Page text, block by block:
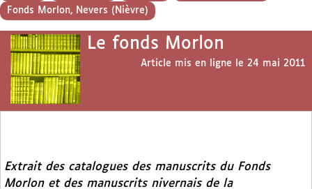
Fonds Morlon, Nevers (Nièvre)
Le fonds Morlon
Article mis en ligne le 24 mai 2011
Extrait des catalogues des manuscrits du Fonds
Morlon et des manuscrits nivernais de la